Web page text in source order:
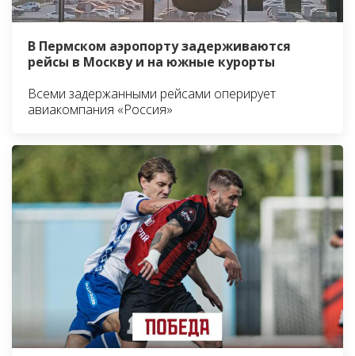
В Пермском аэропорту задерживаются
рейсы в Москву и на южные курорты
Всеми задержанными рейсами оперирует
авиакомпания «Россия»